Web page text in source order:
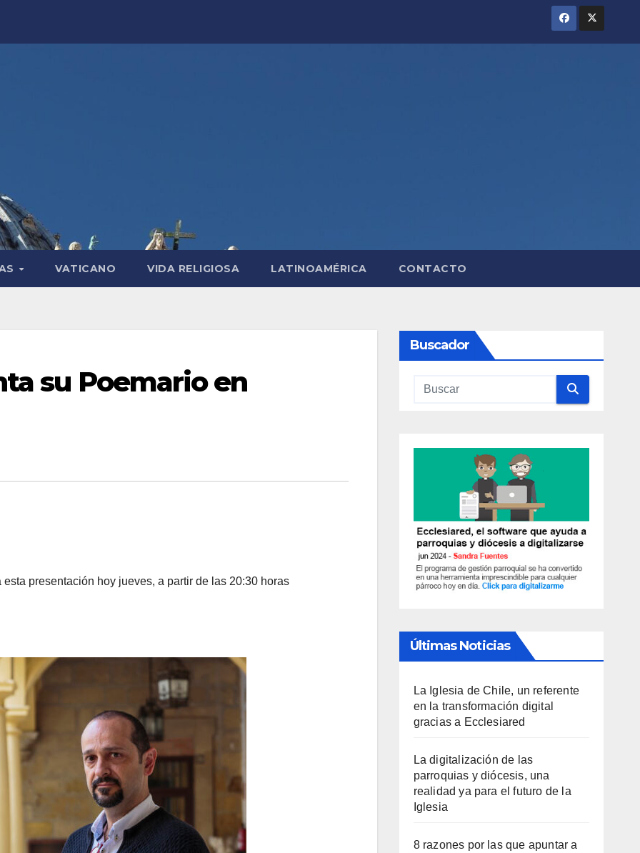
VATICANO VIDA RELIGIOSA LATINOAMÉRICA CONTACTO
su Poemario en
presentación hoy jueves, a partir de las 20:30 horas
Buscador
Últimas Noticias
La Iglesia de Chile, un referente
en la transformación digital
gracias a Ecclesiared
La digitalización de las
parroquias y diócesis, una
realidad ya para el futuro de la
Iglesia
8 razones por las que apuntar a